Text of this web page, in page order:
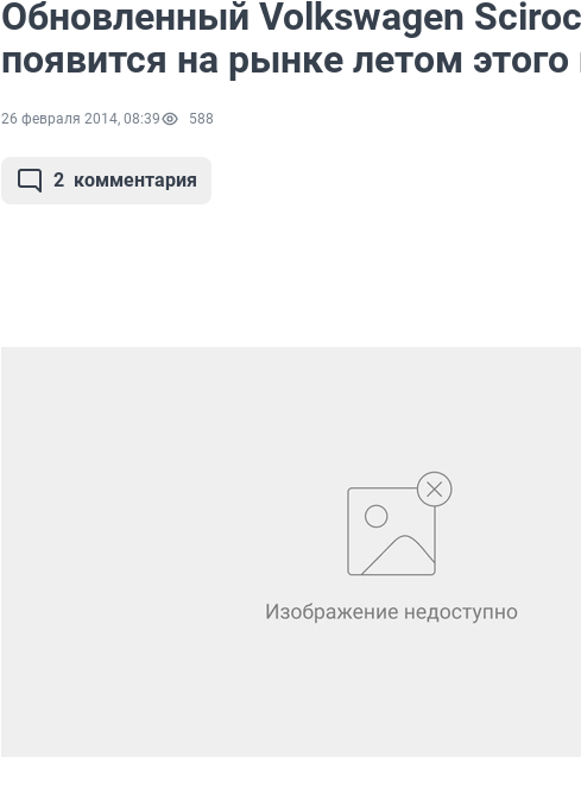
Обновленный Volkswagen
появится на рынке летом этого
26 февраля 2014, 08:39 588
2 комментария